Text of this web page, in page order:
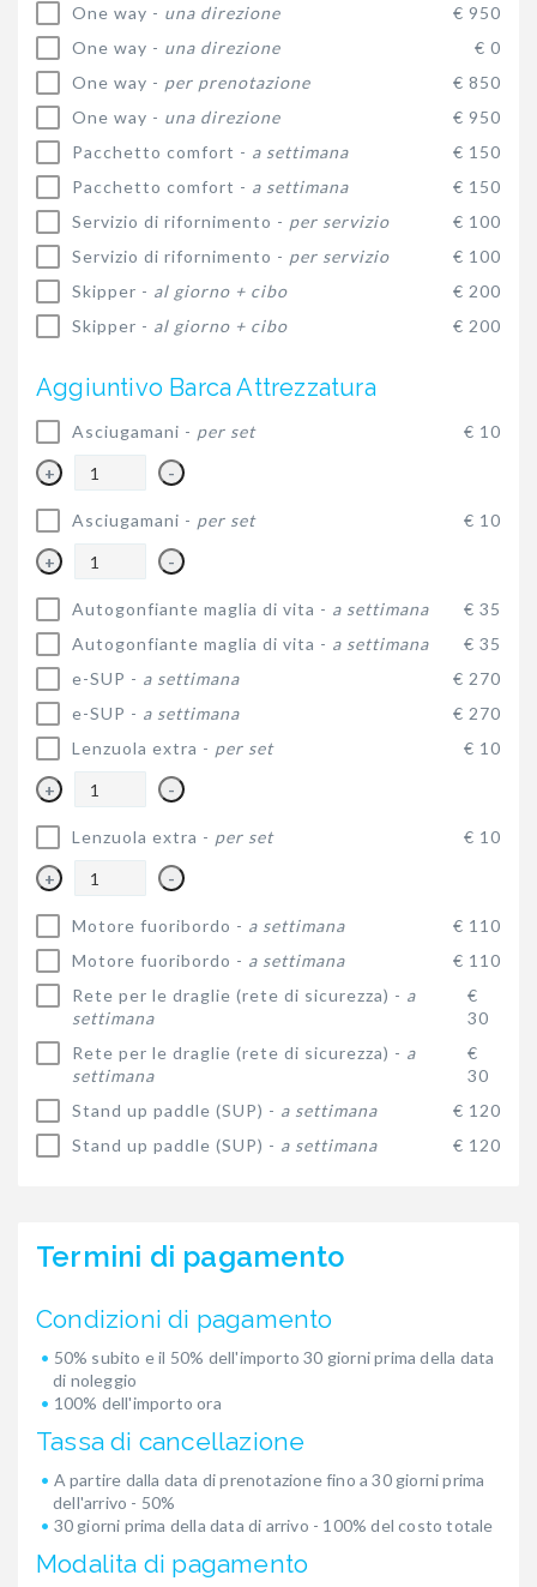
One way - una direzione
€ 950
One way - una direzione
€ 0
One way - per prenotazione
€ 850
One way - una direzione
€ 950
Pacchetto comfort - a settimana
€ 150
Pacchetto comfort - a settimana
€ 150
Servizio di rifornimento - per servizio
€ 100
Servizio di rifornimento - per servizio
€ 100
Skipper - al giorno + cibo
€ 200
Skipper - al giorno + cibo € 200
Aggiuntivo Barca Attrezzatura
Asciugamani - per set € 10
+ -
Asciugamani - per set € 10
+ -
Autogonfiante maglia di vita - a settimana
€ 35
Autogonfiante maglia di vita - a settimana
€ 35
e-SUP - a settimana
€ 270
e-SUP - a settimana
€ 270
Lenzuola extra - per set € 10
+ -
Lenzuola extra - per set € 10
+ -
Motore fuoribordo - a settimana
€ 110
Motore fuoribordo - a settimana
€ 110
Rete per le draglie (rete di sicurezza) - a
settimana
€
30
Rete per le draglie (rete di sicurezza) - a
settimana
€
30
Stand up paddle (SUP) - a settimana
€ 120
Stand up paddle (SUP) - a settimana € 120
Termini di pagamento
Condizioni di pagamento
50% subito e il 50% dell'importo 30 giorni prima della data
di noleggio
100% dell'importo ora
Tassa di cancellazione
A partire dalla data di prenotazione fino a 30 giorni prima
dell'arrivo - 50%
30 giorni prima della data di arrivo - 100% del costo totale
Modalita di pagamento